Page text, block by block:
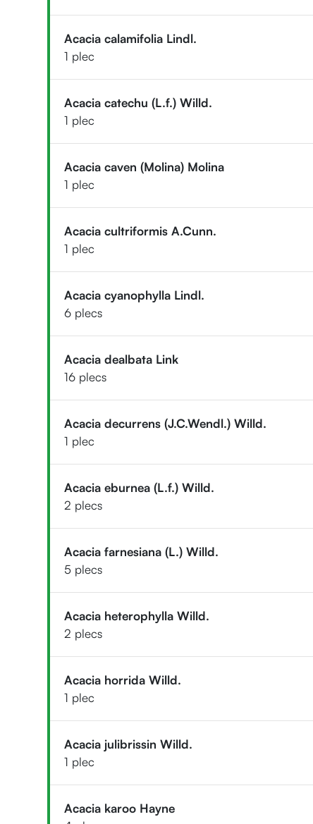
Acacia calamifolia Lindl.
1 plec
Acacia catechu (L.f.) Willd.
1 plec
Acacia caven (Molina) Molina
1 plec
Acacia cultriformis A.Cunn.
1 plec
Acacia cyanophylla Lindl.
6 plecs
Acacia dealbata Link
16 plecs
Acacia decurrens (J.C.Wendl.) Willd.
1 plec
Acacia eburnea (L.f.) Willd.
2 plecs
Acacia farnesiana (L.) Willd.
5 plecs
Acacia heterophylla Willd.
2 plecs
Acacia horrida Willd.
1 plec
Acacia julibrissin Willd.
1 plec
Acacia karoo Hayne